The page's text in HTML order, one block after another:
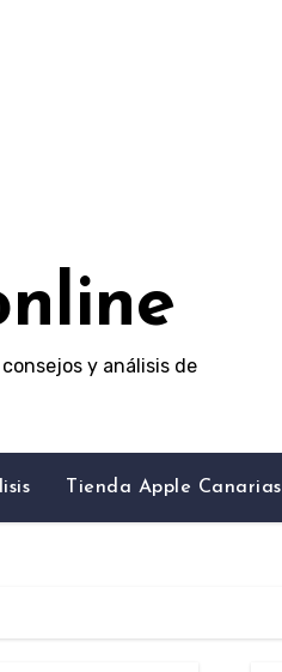
y análisis de
Tienda Apple Canarias